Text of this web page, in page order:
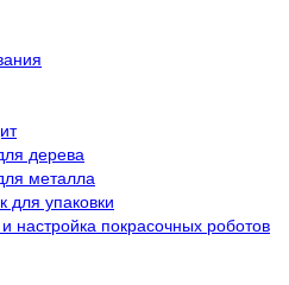
дерева
металла
для упаковки
настройка покрасочных роботов